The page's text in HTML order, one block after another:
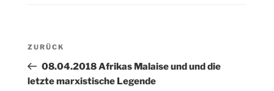
Beitragsnavigation
Vorheriger
Beitrag
ZURÜCK
08.04.2018 Afrikas Malaise und und die
letzte marxistische Legende